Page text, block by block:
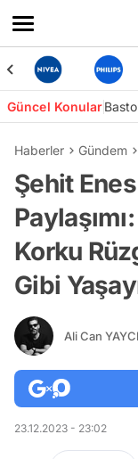
Güncel Konular
Haberler Gündem
Şehit
Korku
Gibi
Ali Can
23.12.2023 - 23:02